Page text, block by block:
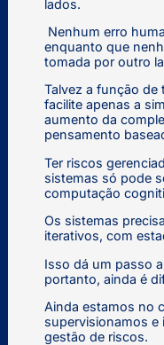
lados.
Nenhum erro
enquanto que
tomada por outro
Talvez a função de
facilite apenas a
aumento da
pensamento
Ter riscos
sistemas só pode
computação
Os sistemas
iterativos, com
Isso dá um passo
portanto, ainda é
Ainda estamos no
supervisionamos
gestão de riscos.